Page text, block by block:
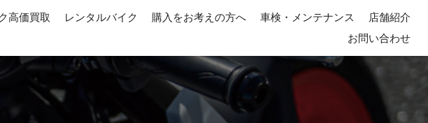
高価買取 レンタルバイク 購入をお考えの方へ 車検・メンテナンス
店舗紹介
お問い合わせ